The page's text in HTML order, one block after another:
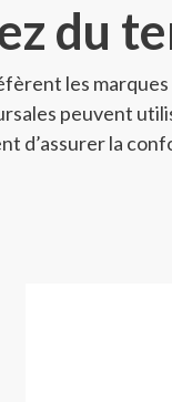
du
les
peuvent
d’assurer la